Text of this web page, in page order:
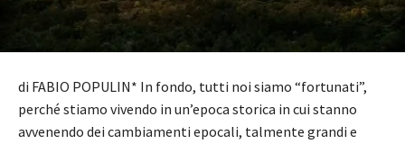
di FABIO POPULIN* In fondo, tutti noi siamo “fortunati”,
perché stiamo vivendo in un’epoca storica in cui stanno
avvenendo dei cambiamenti epocali, talmente grandi e